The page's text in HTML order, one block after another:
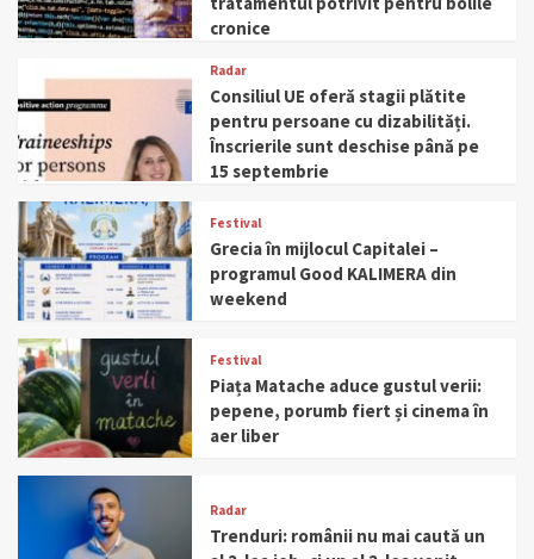
cronice
Radar
Consiliul UE oferă stagii plătite
pentru persoane cu dizabilități.
Înscrierile sunt deschise până pe
15 septembrie
Festival
Grecia în mijlocul Capitalei –
programul Good KALIMERA din
weekend
Festival
Piața Matache aduce gustul verii:
pepene, porumb fiert și cinema în
aer liber
Radar
Trenduri: românii nu mai caută un